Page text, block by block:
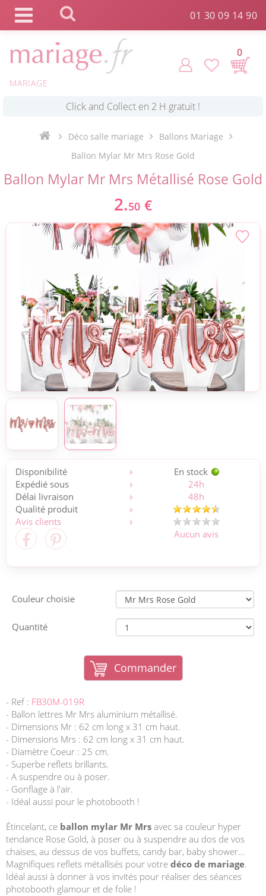
01 30 09 14 90
MARIAGE
0
Commande expédiée en 24h ! *
Livraison point relais gratuit dès 89 € !*
Payez votre commande en 4X sans frais*
Déco salle mariage
Ballons Mariage
Ballon Mylar Mr Mrs Rose Gold
Ballon Mylar Mr Mrs Métallisé Rose Gold
2.50 €
Disponibilité
En stock
Expédié sous
24h
Délai livraison
48h
Qualité produit
Avis clients
Aucun avis
Couleur choisie
Quantité
Commander
- Ref : FB30M-019R
- Ballon lettres Mr Mrs aluminium métallisé.
- Dimensions Mr : 62 cm long x 31 cm haut.
- Dimensions Mrs : 62 cm long x 31 cm haut.
- Diamètre Coeur : 25 cm.
- Superbe reflets brillants.
- A suspendre ou à poser.
- Gonflage à l'air.
- Idéal aussi pour le photobooth !
Étincelant, ce ballon mylar Mr Mrs avec sa couleur hyper
tendance Rose Gold, à poser ou à suspendre au dos de vos
chaises, au dessus de vos buffets, candy bar, baby shower...
Magnifiques reflets métallisés pour votre déco de mariage.
Idéal aussi à donner à vos invités pour réaliser des séances
photobooth glamour et de folie !
Panneau de gestion des cookies